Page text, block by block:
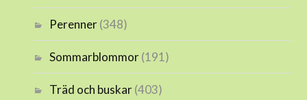
Perenner(348)
Sommarblommor(191)
Träd och buskar(403)